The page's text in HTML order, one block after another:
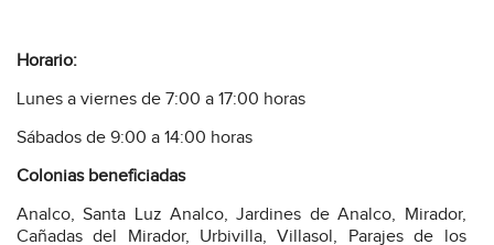
Horario:
Lunes a viernes de 7:00 a 17:00 horas
Sábados de 9:00 a 14:00 horas
Colonias beneficiadas
Analco, Santa Luz Analco, Jardines de Analco, Mirador,
Cañadas del Mirador, Urbivilla, Villasol, Parajes de los